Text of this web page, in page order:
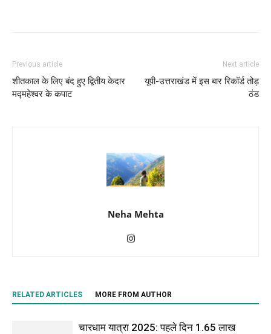
Previous article
शीतकाल के लिए बंद हुए द्वितीय केदार
मद्महेश्वर के कपाट
Next article
यूपी-उत्तराखंड में इस बार रिकॉर्ड तोड़
ठंड
Neha Mehta
RELATED ARTICLES MORE FROM AUTHOR
चारधाम यात्रा 2025: पहले दिन 1.65 लाख